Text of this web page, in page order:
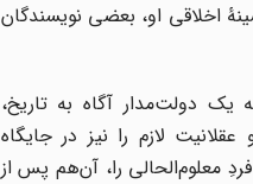
اخلاقی او، بعضی نویسندگان
دولت‌مدار آگاه به تاریخ،
لازم را نیز در جایگاه
معلوم‌الحالی را، آن‌هم پس از